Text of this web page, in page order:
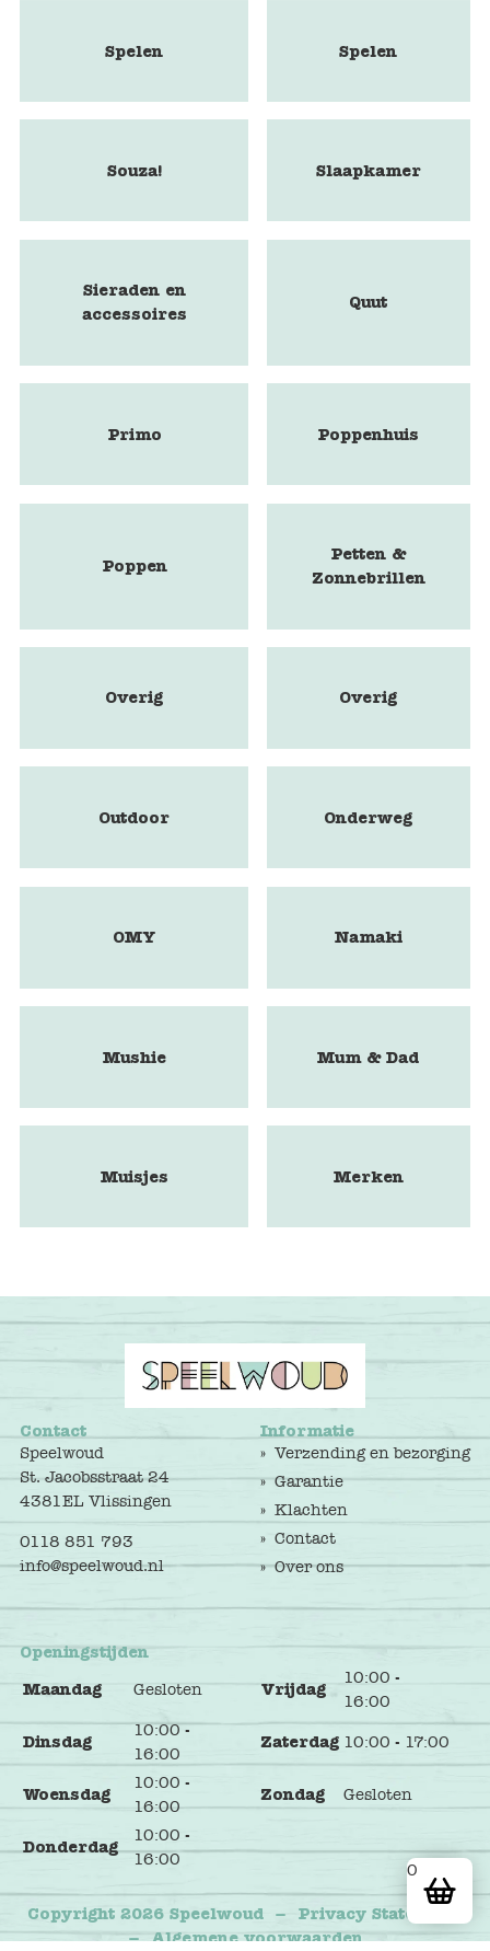
Spelen Spelen
Souza! Slaapkamer
Sieraden en
accessoires
Quut
Primo Poppenhuis
Poppen
Petten &
Zonnebrillen
Overig Overig
Outdoor Onderweg
OMY Namaki
Mushie Mum & Dad
Muisjes Merken
0
Contact
Speelwoud
St. Jacobsstraat 24
4381EL Vlissingen
0118 851 793
info@speelwoud.nl
Informatie
Verzending en bezorging
Garantie
Klachten
Contact
Over ons
Openingstijden
Maandag
Gesloten Vrijdag
10:00 -
16:00
Dinsdag
10:00 -
16:00
Zaterdag 10:00 - 17:00
Woensdag
10:00 -
16:00
Zondag Gesloten
Donderdag
10:00 -
16:00
Copyright 2026 Speelwoud –
Privacy Statement
– Algemene voorwaarden